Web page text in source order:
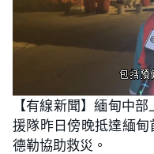
n
m
t
e
L
o
a
d
e
d
【有線新聞】緬甸中
援隊昨日傍晚抵達緬
德勒協助救災。